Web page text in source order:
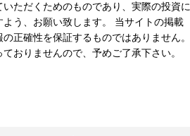
ただくためのものであり、実際の投資に
う、お願い致します。 当サイトの掲載
正確性を保証するものではありません。
おりませんので、予めご了承下さい。